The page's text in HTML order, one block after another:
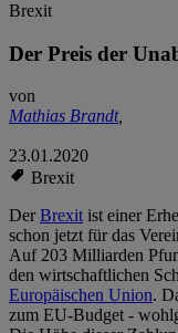
Brexit
Der Preis der
von
Mathias Brandt,
23.01.2020
Brexit
DerBrexitist einer
schon jetzt für das
Auf 203 Milliarden
den wirtschaftlichen
Europäischen Union.
zum EU-Budget -